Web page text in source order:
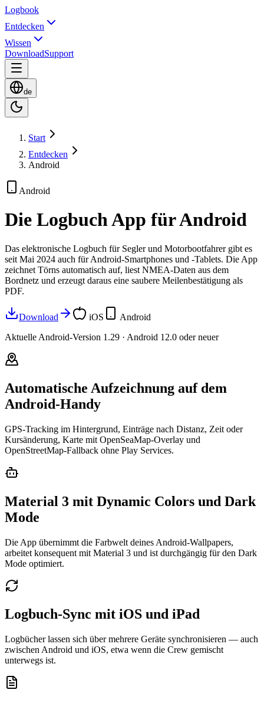
Logbook
Entdecken
Wissen
DownloadSupport
de
Start
Entdecken
Android
Android
Die Logbuch App für Android
Das elektronische Logbuch für Segler und Motorbootfahrer gibt es
seit Mai 2024 auch für Android-Smartphones und -Tablets. Die App
zeichnet Törns automatisch auf, liest NMEA-Daten aus dem
Bordnetz und erzeugt daraus eine saubere Meilenbestätigung als
PDF.
Download iOS
Android
Aktuelle Android-Version 1.29 · Android 12.0 oder neuer
Automatische Aufzeichnung auf dem
Android-Handy
GPS-Tracking im Hintergrund, Einträge nach Distanz, Zeit oder
Kursänderung, Karte mit OpenSeaMap-Overlay und
OpenStreetMap-Fallback ohne Play Services.
Material 3 mit Dynamic Colors und Dark
Mode
Die App übernimmt die Farbwelt deines Android-Wallpapers,
arbeitet konsequent mit Material 3 und ist durchgängig für den Dark
Mode optimiert.
Logbuch-Sync mit iOS und iPad
Logbücher lassen sich über mehrere Geräte synchronisieren — auch
zwischen Android und iOS, etwa wenn die Crew gemischt
unterwegs ist.